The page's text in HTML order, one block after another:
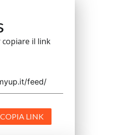
copiare il link
COPIA LINK